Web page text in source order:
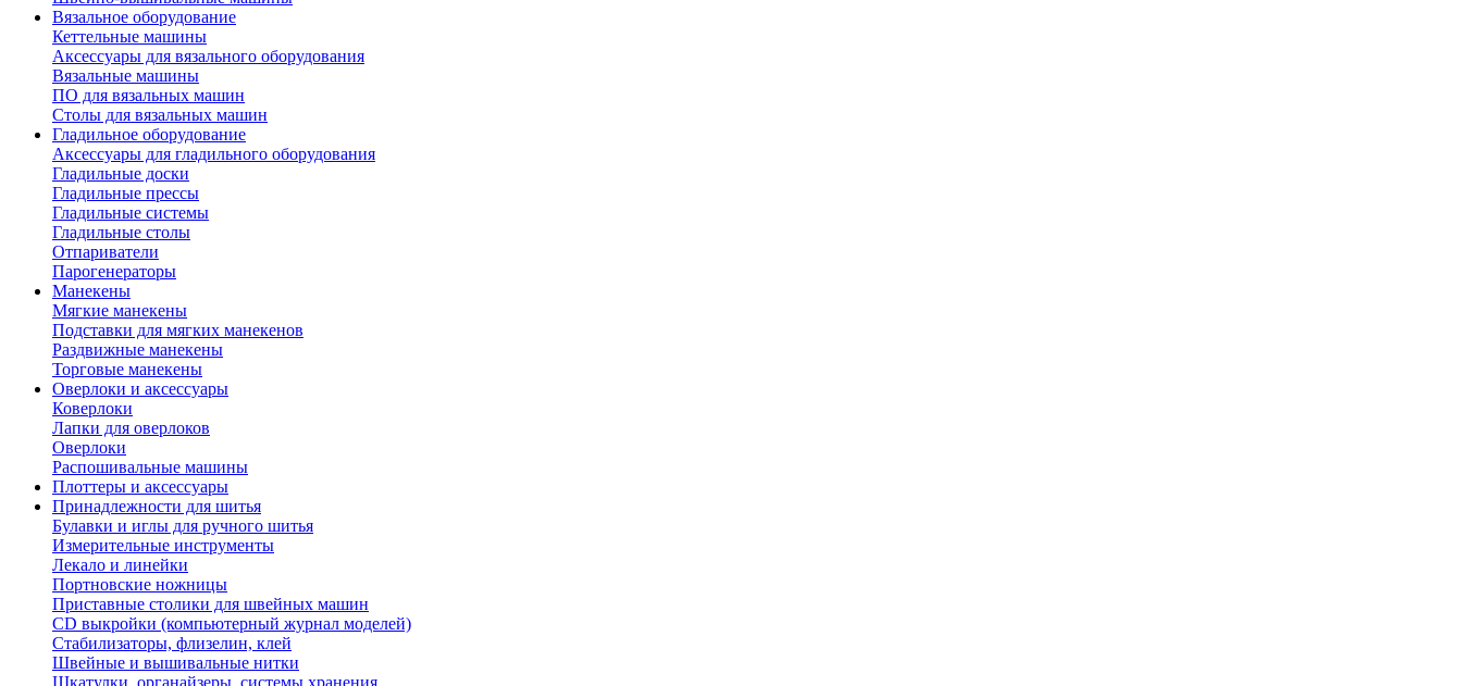
Вязальное оборудование
Кеттельные машины
Аксессуары для вязального оборудования
Вязальные машины
ПО для вязальных машин
Столы для вязальных машин
Гладильное оборудование
Аксессуары для гладильного оборудования
Гладильные доски
Гладильные прессы
Гладильные системы
Гладильные столы
Отпариватели
Парогенераторы
Манекены
Мягкие манекены
Подставки для мягких манекенов
Раздвижные манекены
Торговые манекены
Оверлоки и аксессуары
Коверлоки
Лапки для оверлоков
Оверлоки
Распошивальные машины
Плоттеры и аксессуары
Принадлежности для шитья
Булавки и иглы для ручного шитья
Измерительные инструменты
Лекало и линейки
Портновские ножницы
Приставные столики для швейных машин
СD выкройки (компьютерный журнал моделей)
Стабилизаторы, флизелин, клей
Швейные и вышивальные нитки
Шкатулки, органайзеры, системы хранения